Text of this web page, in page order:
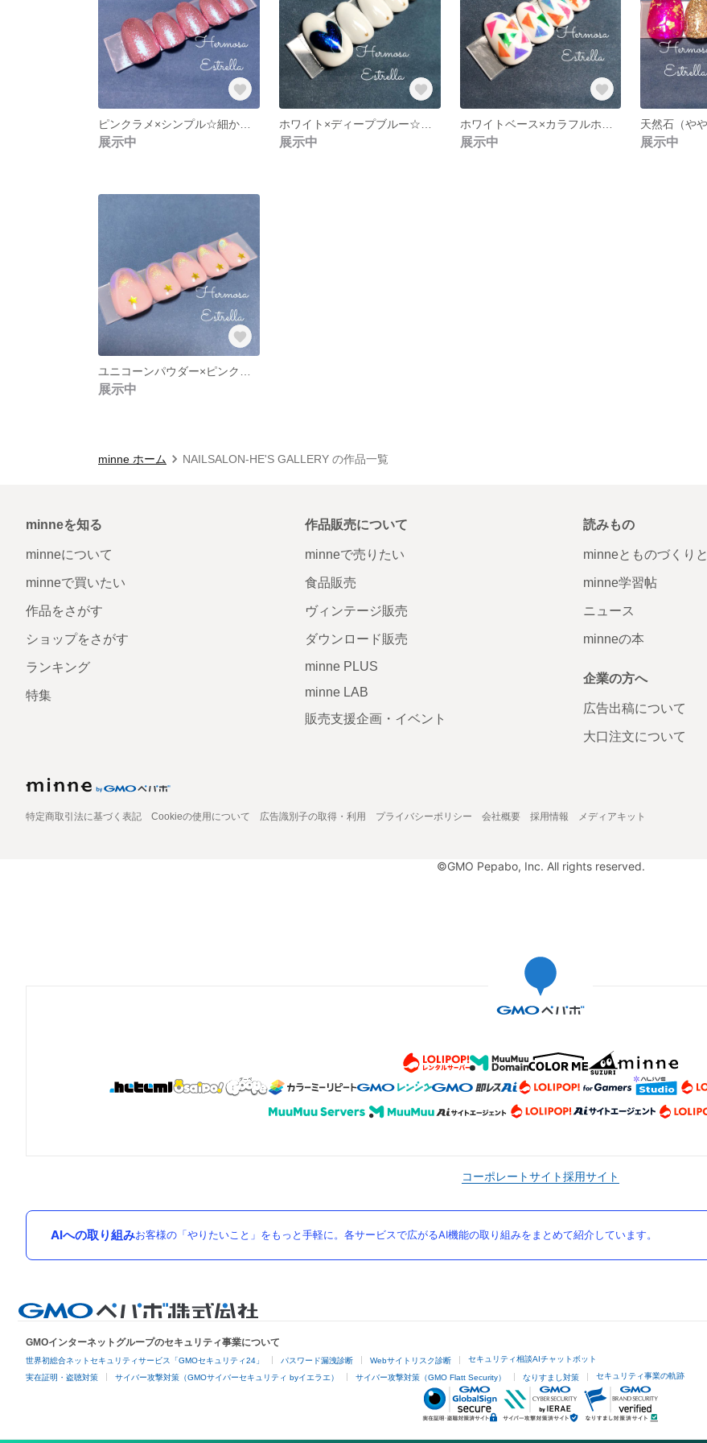
展示中 展示中 展示中 展示中
展示中
minne ホーム NAILSALON-HE'S GALLERY の作品一覧
minneを知る
minneについて
minneで買いたい
作品をさがす
ショップをさがす
ランキング
特集
作品販売について
minneで売りたい
食品販売
ヴィンテージ販売
ダウンロード販売
minne PLUS
minne LAB
販売支援企画・イベント
読みもの
minneとものづくりと
minne学習帖
ニュース
minneの本
企業の方へ
広告出稿について
大口注文について
特定商取引法に基づく表記 Cookieの使用について 広告識別子の取得・利用 プライバシーポリシー 会社概要 採用情報 メディアキット
©GMO Pepabo, Inc. All rights reserved.
コーポレートサイト採用サイト
AIへの取り組みお客様の「やりたいこと」をもっと手軽に。各サービスで広がるAI機能の取り組みをまとめて紹介しています。
GMOインターネットグループのセキュリティ事業について
世界初総合ネットセキュリティサービス「GMOセキュリティ24」 パスワード漏洩診断 Webサイトリスク診断 セキュリティ相談AIチャットボット
実在証明・盗聴対策 サイバー攻撃対策（GMOサイバーセキュリティ byイエラエ） サイバー攻撃対策（GMO Flatt Security） なりすまし対策 セキュリティ事業の軌跡